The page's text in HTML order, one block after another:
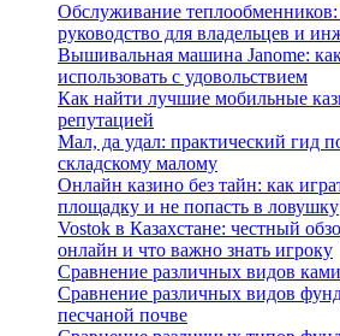
Обслуживание теплообменников:
руководство для владельцев и
Вышивальная машина Janome:
использовать с удовольствием
Как найти лучшие мобильные
репутацией
Мал, да удал: практический гид
складскому малому
Онлайн казино без тайн: как
площадку и не попасть в ловушку
Vostok в Казахстане: честный
онлайн и что важно знать игроку
Сравнение различных видов
Сравнение различных видов
песчаной почве